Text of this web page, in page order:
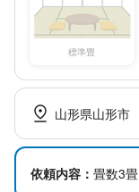
標準畳
山形県山形市
依頼内容： 畳数3畳